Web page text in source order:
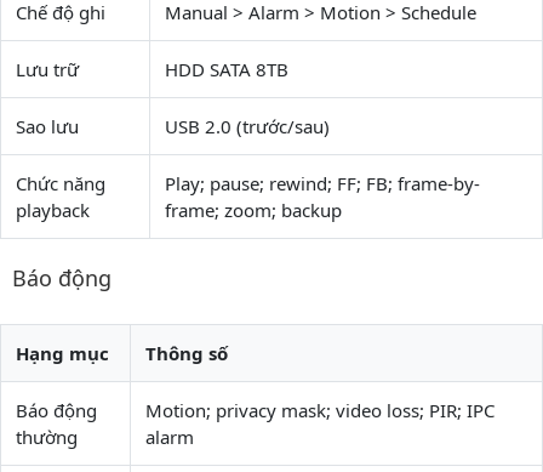
Chế độ ghi Manual > Alarm > Motion > Schedule
Lưu trữ HDD SATA 8TB
Sao lưu USB 2.0 (trước/sau)
Chức năng
playback
Play; pause; rewind; FF; FB; frame-by-
frame; zoom; backup
Báo động
Hạng mục Thông số
Báo động
thường
Motion; privacy mask; video loss; PIR; IPC
alarm